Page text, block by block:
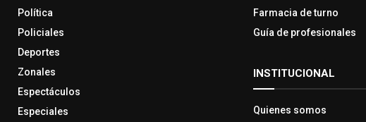
Política
Policiales
Deportes
Zonales
Espectáculos
Especiales
Farmacia de turno
Guía de profesionales
INSTITUCIONAL
Quienes somos